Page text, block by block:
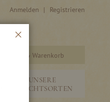
Anmelden Registrieren
Warenkorb
UNSERE
FRUCHTSORTEN